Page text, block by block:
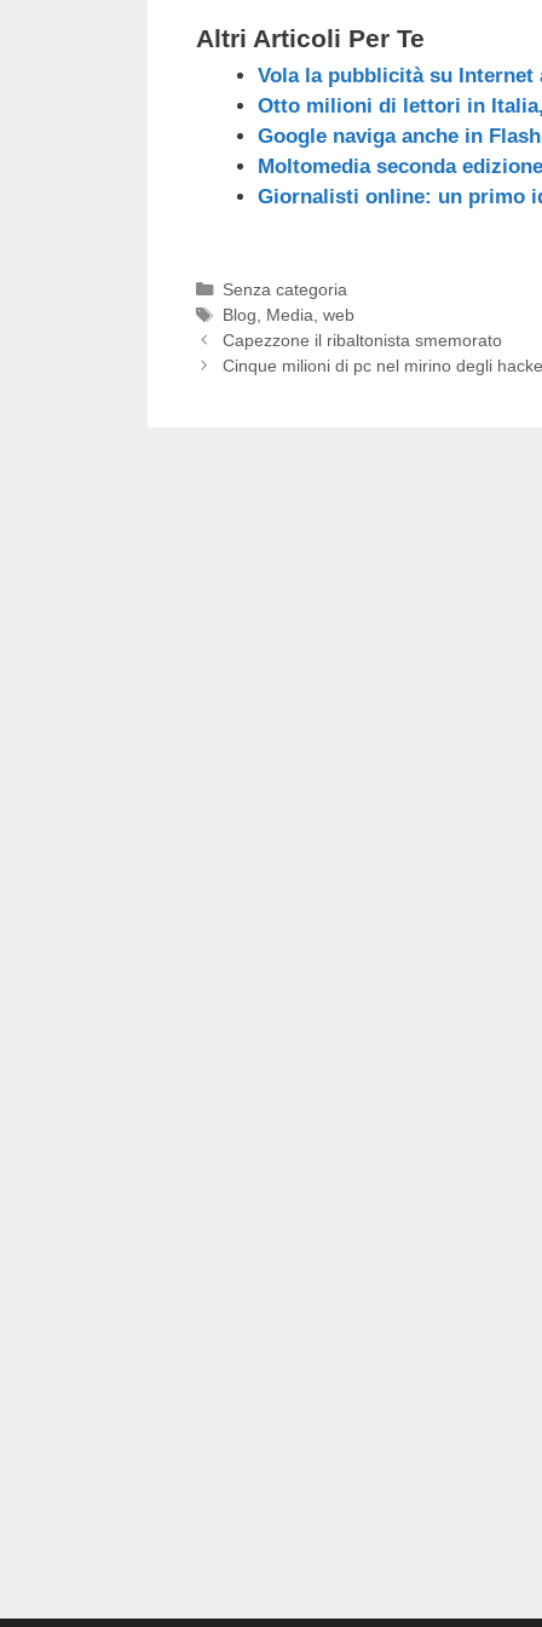
Altri Articoli Per Te
Vola la pubblicità su Internet
Otto milioni di lettori in
Google naviga anche in Flash
Moltomedia seconda edizione
Giornalisti online: un primo
Categorie
Senza categoria
Tag
Blog Media web
Capezzone il ribaltonista smemorato
Cinque milioni di pc nel mirino degli